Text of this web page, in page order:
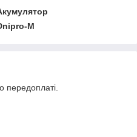
M
передоплаті.